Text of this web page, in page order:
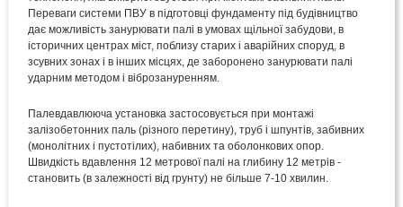
Переваги системи ПВУ в підготовці фундаменту під будівництво
дає можливість занурювати палі в умовах щільної забудови, в
історичних центрах міст, поблизу старих і аварійних споруд, в
зсувних зонах і в інших місцях, де заборонено занурювати палі
ударним методом і віброзануренням.
Палевдавлююча установка застосовується при монтажі
залізобетонних паль (різного перетину), труб і шпунтів, забивних
(монолітних і пустотілих), набивних та оболонкових опор.
Швидкість вдавлення 12 метрової палі на глибину 12 метрів -
становить (в залежності від грунту) не більше 7-10 хвилин.